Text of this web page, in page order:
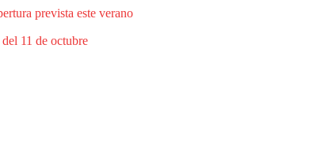
prevista este verano
11 de octubre